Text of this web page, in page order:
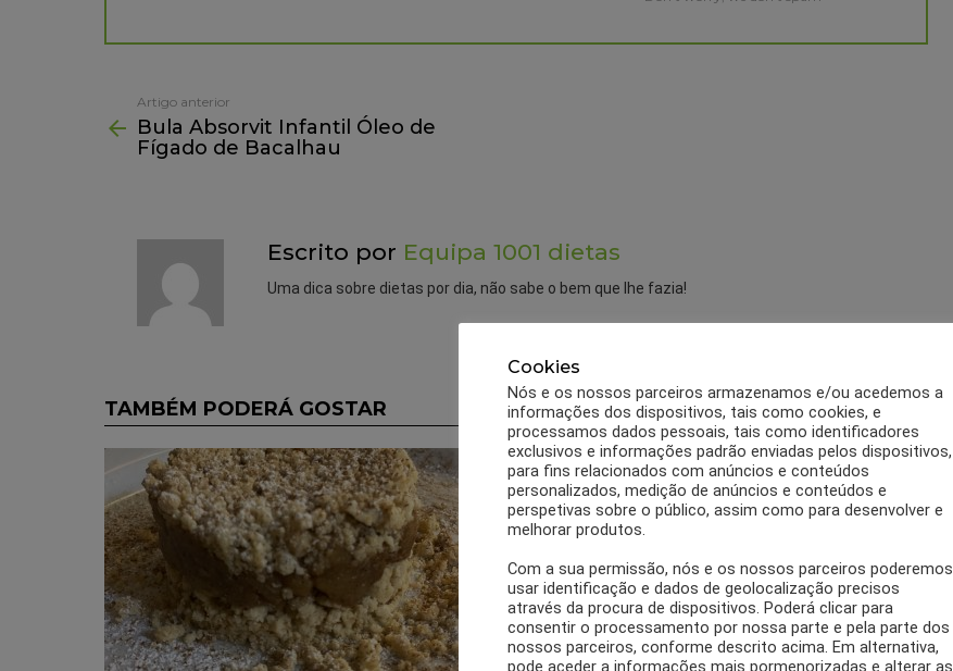
more
Artigo anterior
Bula Absorvit Infantil Óleo de
Fígado de Bacalhau
Escrito por Equipa 1001 dietas
Uma dica sobre dietas por dia, não sabe o bem que lhe fazia!
TAMBÉM PODERÁ GOSTAR
Cookies
Nós e os nossos parceiros armazenamos e/ou acedemos a
informações dos dispositivos, tais como cookies, e
processamos dados pessoais, tais como identificadores
exclusivos e informações padrão enviadas pelos dispositivos,
para fins relacionados com anúncios e conteúdos
personalizados, medição de anúncios e conteúdos e
perspetivas sobre o público, assim como para desenvolver e
melhorar produtos.
Com a sua permissão, nós e os nossos parceiros poderemos
usar identificação e dados de geolocalização precisos
através da procura de dispositivos. Poderá clicar para
consentir o processamento por nossa parte e pela parte dos
nossos parceiros, conforme descrito acima. Em alternativa,
pode aceder a informações mais pormenorizadas e alterar as